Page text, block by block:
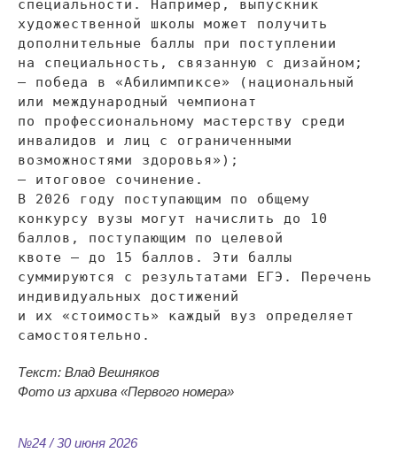
специальности. Например, выпускник
художественной школы может получить
дополнительные баллы при поступлении
на
специальность, связанную с
дизайном;
—
победа в «Абилимпиксе» (национальный
или международный чемпионат
по
профессиональному мастерству среди
инвалидов и
лиц с
ограниченными
возможностями здоровья»);
—
итоговое сочинение.
В
2026 году поступающим по
общему
конкурсу вузы могут начислить до
10
баллов, поступающим по
целевой
квоте
— до
15 баллов. Эти баллы
суммируются с
результатами ЕГЭ. Перечень
индивидуальных достижений
и
их «стоимость» каждый вуз определяет
самостоятельно.
Текст: Влад Вешняков
Фото из архива «Первого номера»
№24 / 30 июня 2026